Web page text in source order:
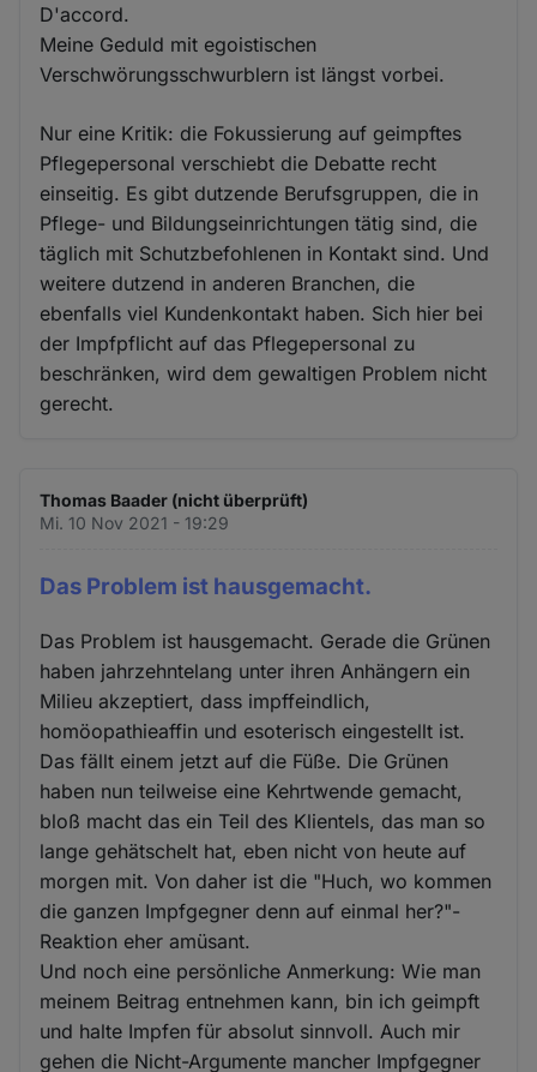
D'accord.
Meine Geduld mit egoistischen
Verschwörungsschwurblern ist längst vorbei.
Nur eine Kritik: die Fokussierung auf geimpftes
Pflegepersonal verschiebt die Debatte recht
einseitig. Es gibt dutzende Berufsgruppen, die in
Pflege- und Bildungseinrichtungen tätig sind, die
täglich mit Schutzbefohlenen in Kontakt sind. Und
weitere dutzend in anderen Branchen, die
ebenfalls viel Kundenkontakt haben. Sich hier bei
der Impfpflicht auf das Pflegepersonal zu
beschränken, wird dem gewaltigen Problem nicht
gerecht.
Thomas Baader (nicht überprüft)
Mi. 10 Nov 2021 - 19:29
Das Problem ist hausgemacht.
Das Problem ist hausgemacht. Gerade die Grünen
haben jahrzehntelang unter ihren Anhängern ein
Milieu akzeptiert, dass impffeindlich,
homöopathieaffin und esoterisch eingestellt ist.
Das fällt einem jetzt auf die Füße. Die Grünen
haben nun teilweise eine Kehrtwende gemacht,
bloß macht das ein Teil des Klientels, das man so
lange gehätschelt hat, eben nicht von heute auf
morgen mit. Von daher ist die "Huch, wo kommen
die ganzen Impfgegner denn auf einmal her?"-
Reaktion eher amüsant.
Und noch eine persönliche Anmerkung: Wie man
meinem Beitrag entnehmen kann, bin ich geimpft
und halte Impfen für absolut sinnvoll. Auch mir
gehen die Nicht-Argumente mancher Impfgegner